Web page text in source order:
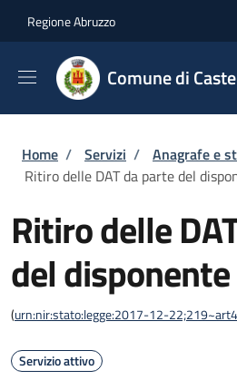
Regione Abruzzo
Comune di
Briciole di pane
Home / Servizi / Anagrafe e
Ritiro delle DAT da parte del
Ritiro delle
del disponente
(urn:nir:stato:legge:2017-12-22;219~art4
Servizio attivo